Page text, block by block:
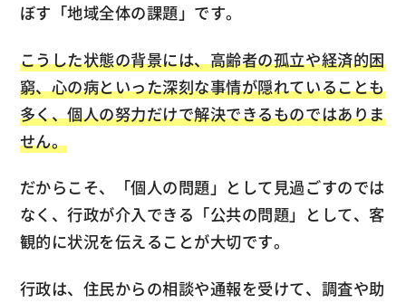
ぼす「地域全体の課題」です。
こうした状態の背景には、高齢者の孤立や経済的困
窮、心の病といった深刻な事情が隠れていることも
多く、個人の努力だけで解決できるものではありま
せん。
だからこそ、「個人の問題」として見過ごすのでは
なく、行政が介入できる「公共の問題」として、客
観的に状況を伝えることが大切です。
行政は、住民からの相談や通報を受けて、調査や助